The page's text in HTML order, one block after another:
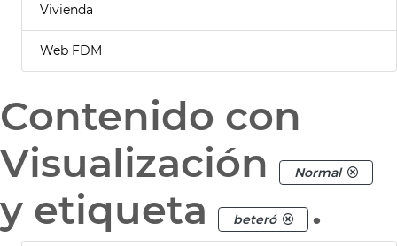
Vivienda
Web FDM
Contenido con
Visualización
Normal
y etiqueta beteró .